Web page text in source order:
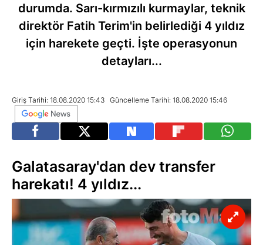
durumda. Sarı-kırmızılı kurmaylar, teknik
direktör Fatih Terim'in belirlediği 4 yıldız
için harekete geçti. İşte operasyonun
detayları...
Giriş Tarihi: 18.08.2020 15:43 Güncelleme Tarihi: 18.08.2020 15:46
Galatasaray'dan dev transfer
harekatı! 4 yıldız...